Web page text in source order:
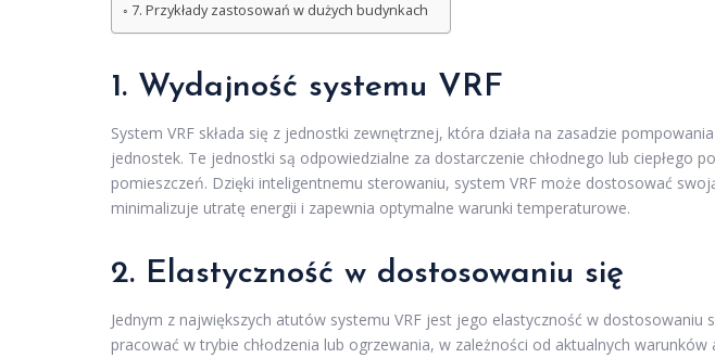
7. Przykłady zastosowań w dużych budynkach
1. Wydajność systemu VRF
System VRF składa się z jednostki zewnętrznej, która działa na zasadzie
jednostek. Te jednostki są odpowiedzialne za dostarczenie chłodnego lub ciepłego
pomieszczeń. Dzięki inteligentnemu sterowaniu, system VRF może dostosować
minimalizuje utratę energii i zapewnia optymalne warunki temperaturowe.
2. Elastyczność w dostosowaniu się
Jednym z największych atutów systemu VRF jest jego elastyczność w dostosowaniu
pracować w trybie chłodzenia lub ogrzewania, w zależności od aktualnych